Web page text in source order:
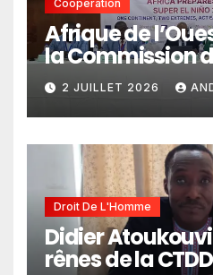
Coopération
Afrique de
la Commission
africaine veut
l’intégration des
climatiques
politiques
2 JUILLET 2026
Droit De L'Homme
Didier
rênes de la